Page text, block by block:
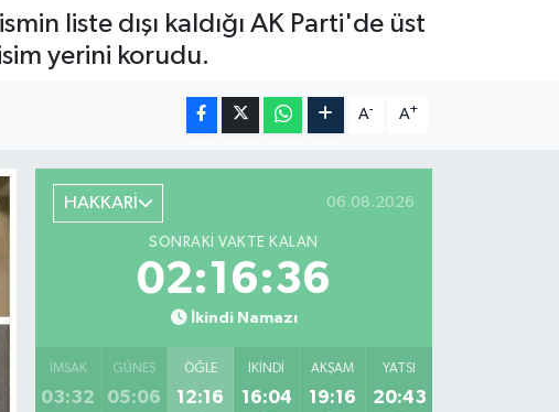
liste dışı kaldığı AK Parti'de üst
yerini korudu.
A- A+
HAKKARİ 06.08.2026
SONRAKI VAKTE KALAN
02:16:35
İkindi Namazı
İMSAK
03:32
GÜNEŞ
05:06
ÖĞLE
12:16
İKINDI
16:04
AKŞAM
19:16
YATSI
20:43